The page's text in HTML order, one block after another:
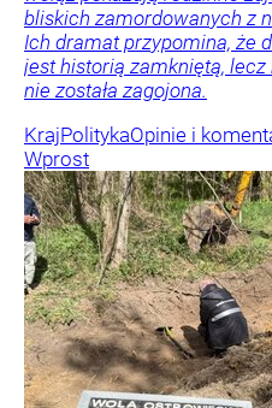
bliskich zamordowanych z
Ich dramat przypomina, że
jest historią zamkniętą,
nie została zagojona.
KrajPolitykaOpinie i
Wprost